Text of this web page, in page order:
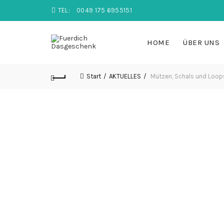
TEL: 0049 175 6955151
HOME ÜBER UNS
Start AKTUELLES Mützen, Schals und